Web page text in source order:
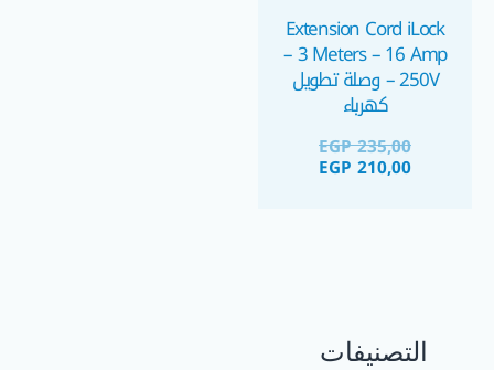
التصنيفات
Extension Cord iLock
– 3 Meters – 16 Amp
– 250V وصلة تطويل
كهرباء
EGP235,00
EGP 210,00